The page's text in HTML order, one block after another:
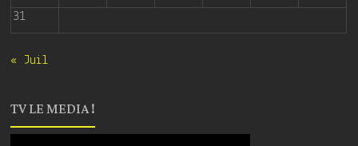
31
« Juil
TV LE MEDIA !